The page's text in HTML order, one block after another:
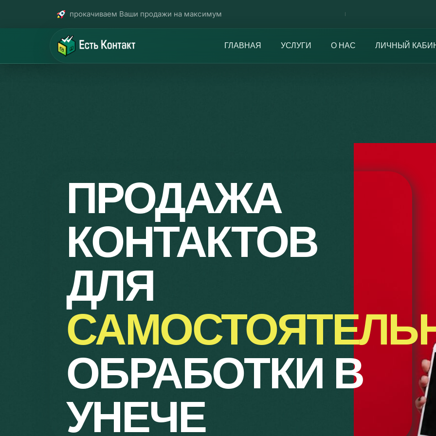
прокачиваем Ваши продажи на максимум
ГЛАВНАЯ УСЛУГИ О НАС ЛИЧНЫЙ
ПРОДАЖА
КОНТАКТОВ
ДЛЯ
ОБРАБОТКИ В
УНЕЧЕ